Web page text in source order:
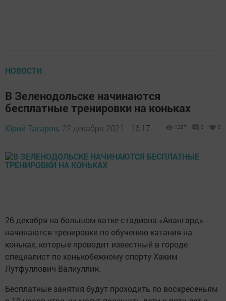
НОВОСТИ
В Зеленодольске начинаются
бесплатные тренировки на коньках
Юрий Тагаров, 22 декабря 2021 - 16:17 1387 0 0
26 декабря на большом катке стадиона «Авангард»
начинаются тренировки по обучению катания на
коньках, которые проводит известный в городе
специалист по конькобежному спорту Хаким
Лутфуллович Валиуллин.
Бесплатные занятия будут проходить по воскресеньям